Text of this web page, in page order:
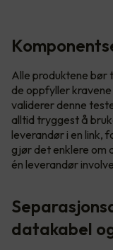
Alle produktene bør
de oppfyller
validerer denne
alltid tryggest å
leverandør i en link,
gjør det enklere om
én leverandør
datakabel